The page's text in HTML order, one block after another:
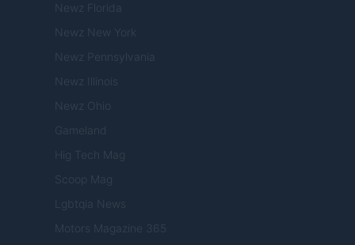
Newz Florida
Newz New York
Newz Pennsylvania
Newz Illinois
Newz Ohio
Gameland
Hig Tech Mag
Scoop Mag
Lgbtqia News
Motors Magazine 365